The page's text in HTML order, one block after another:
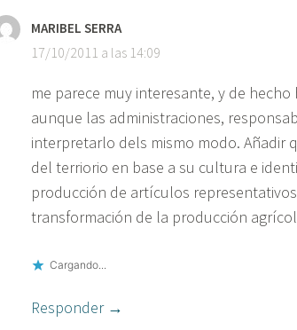
MARIBEL SERRA
17/10/2011 a las 14:09
me parece muy interesante, y de
aunque las administraciones,
interpretarlo dels mismo modo. Añadir
del terriorio en base a su cultura e
producción de artículos
transformación de la producción
Cargando...
Responder